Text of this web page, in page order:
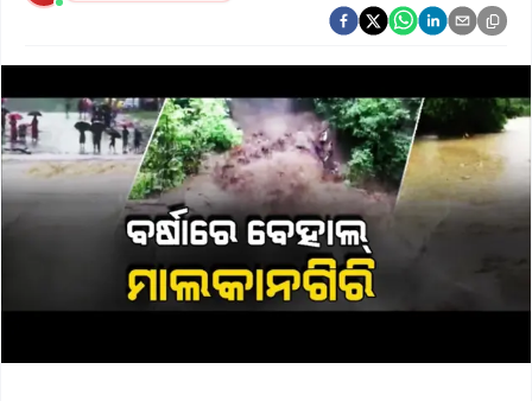
Argus Chalo Dekhein Apna Desh